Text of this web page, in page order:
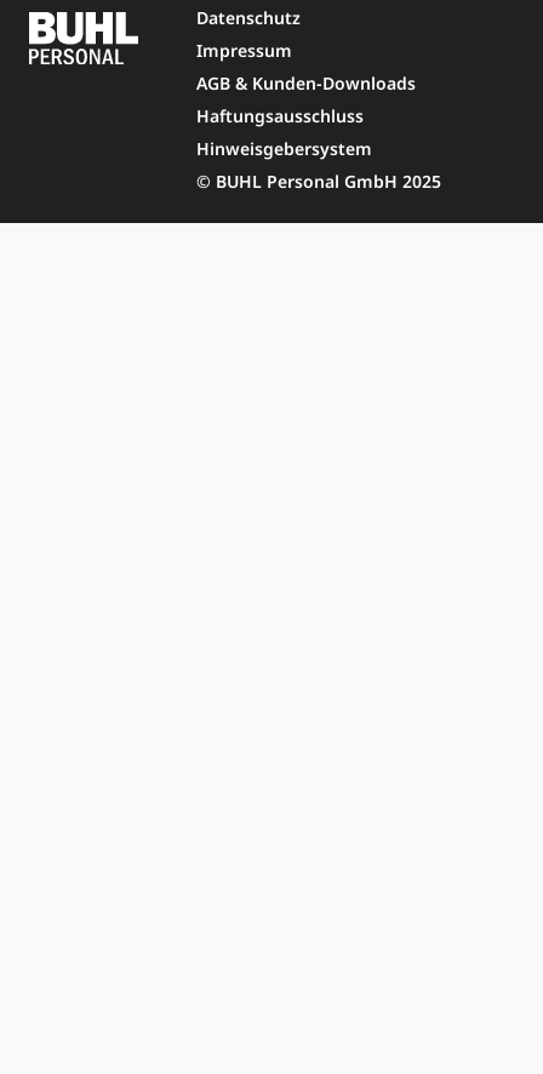
Datenschutz
Impressum
AGB & Kunden-Downloads
Haftungsausschluss
Hinweisgebersystem
© BUHL Personal GmbH 2025